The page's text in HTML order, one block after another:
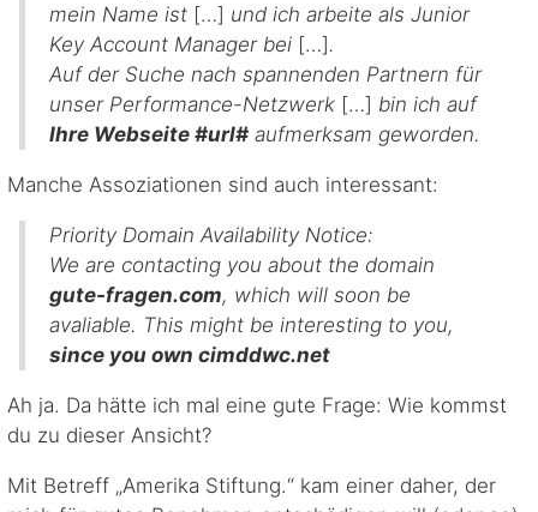
mein Name ist […] und ich arbeite als Junior
Key Account Manager bei […].
Auf der Suche nach spannenden Partnern für
unser Performance-Netzwerk […] bin ich auf
Ihre Webseite #url# aufmerksam geworden.
Manche Assoziationen sind auch interessant:
Priority Domain Availability Notice:
We are contacting you about the domain
gute-fragen.com, which will soon be
avaliable. This might be interesting to you,
since you own cimddwc.net
Ah ja. Da hätte ich mal eine gute Frage: Wie kommst
du zu dieser Ansicht?
Mit Betreff „Amerika Stiftung.“ kam einer daher, der